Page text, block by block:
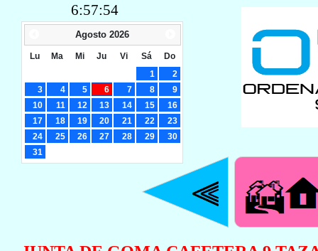
6:57:55
Agosto 2026
Lu Ma Mi Ju Vi Sá
Do
1
2
3
4 5 6 7 8
9
10
11 12 13 14 15
16
17
18 19 20 21 22
23
24
25 26 27 28 29
30
31